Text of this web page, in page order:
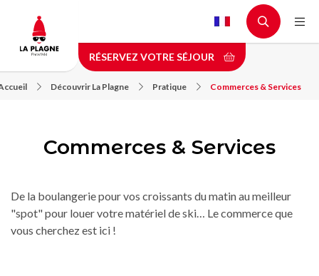
contenu
principal
RÉSERVEZ VOTRE SÉJOUR
Découvrir La Plagne Pratique Commerces & Services
Commerces & Services
De la boulangerie pour vos croissants du matin au meilleur
"spot" pour louer votre matériel de ski… Le commerce que
vous cherchez est ici !